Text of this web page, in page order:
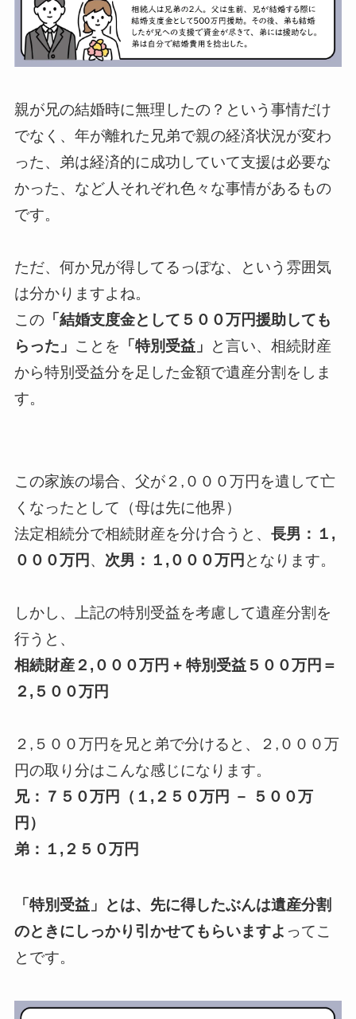
親が兄の結婚時に無理したの？という事情だけ
でなく、年が離れた兄弟で親の経済状況が変わ
った、弟は経済的に成功していて支援は必要な
かった、など人それぞれ色々な事情があるもの
です。
ただ、何か兄が得してるっぽな、という雰囲気
は分かりますよね。
この「結婚支度金として５００万円援助しても
らった」 ことを 「特別受益」
と言い、相続財産
から特別受益分を足した金額で遺産分割をしま
す。
この家族の場合、父が２,０００万円を遺して亡
くなったとして（母は先に他界）
法定相続分で相続財産を分け合うと、 長男：１,
０００万円 、 次男：１,０００万円 となります。
しかし、上記の特別受益を考慮して遺産分割を
行うと、
相続財産２,０００万円 + 特別受益５００万円＝
２,５００万円
２,５００万円を兄と弟で分けると、２,０００万
円の取り分はこんな感じになります。
兄：７５０万円（１,２５０万円 － ５００万
円）
弟：１,２５０万円
「特別受益」とは、先に得したぶんは遺産分割
のときにしっかり引かせてもらいますよ ってこ
とです。